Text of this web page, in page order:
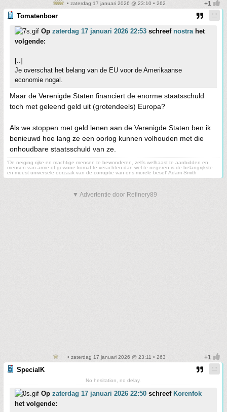
• zaterdag 17 januari 2026 @ 23:10 • 262
Tomatenboer
Op zaterdag 17 januari 2026 22:53 schreef nostrahet
volgende:
[..]
Je overschat het belang van de EU voor de Amerikaanse
economie nogal.
Maar de Verenigde Staten financiert de enorme staatsschuld
toch met geleend geld uit (grotendeels) Europa?
Als we stoppen met geld lenen aan de Verenigde Staten ben ik
benieuwd hoe lang ze een oorlog kunnen volhouden met die
onhoudbare staatsschuld van ze.
'De neiging rijke en machtige mensen te bewonderen, zelfs welhaast te aanbidden en
mensen van arme of gewone komaf te verachten dan wel te negeren is de belangrijkste
en meest universele oorzaak van de corruptie van ons morele besef' Adam Smith
▼ Advertentie door Refinery89
• zaterdag 17 januari 2026 @ 23:11 • 263
SpecialK
No hesitation, no delay.
Op zaterdag 17 januari 2026 22:50 schreef Korenfok
het volgende: